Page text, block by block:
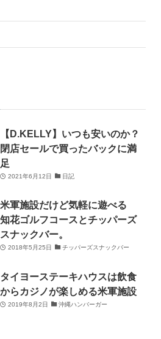
【D.KELLY】いつも安いのか？
閉店セールで買ったバックに満
足
2021年6月12日 日記
米軍施設だけど気軽に遊べる
知花ゴルフコースとチッパーズ
スナックバー。
2018年5月25日 チッパーズスナックバー
タイヨーステーキハウスは飲食
からカジノが楽しめる米軍施設
2019年8月2日 沖縄ハンバーガー